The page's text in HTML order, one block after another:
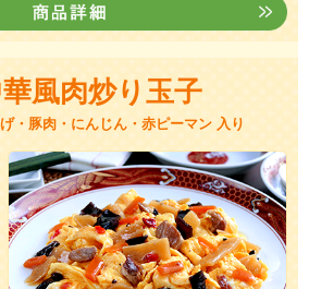
風肉炒り玉子
・豚肉・にんじん・赤ピーマン 入り